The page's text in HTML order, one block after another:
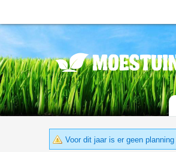
Voor dit jaar is er geen